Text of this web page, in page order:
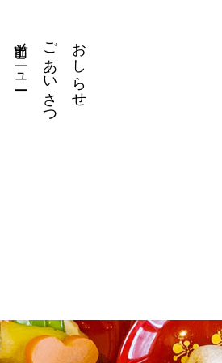
おしらせ
ごあいさつ
出前メニュー